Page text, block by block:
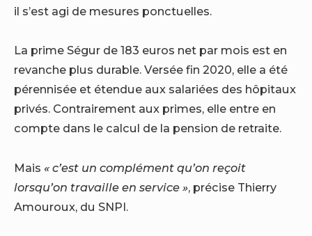
il s’est agi de mesures ponctuelles.
La prime Ségur de 183 euros net par mois est en
revanche plus durable. Versée fin 2020, elle a été
pérennisée et étendue aux salariées des hôpitaux
privés. Contrairement aux primes, elle entre en
compte dans le calcul de la pension de retraite.
Mais « c’est un complément qu’on reçoit
lorsqu’on travaille en service », précise Thierry
Amouroux, du SNPI.